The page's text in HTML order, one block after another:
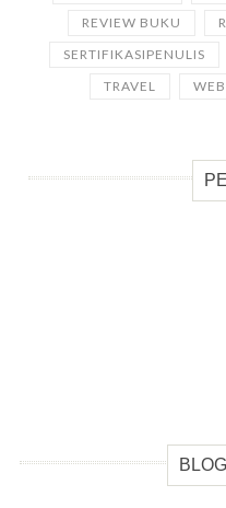
REVIEW BUKU
SERTIFIKASIPENULIS
TRAVEL